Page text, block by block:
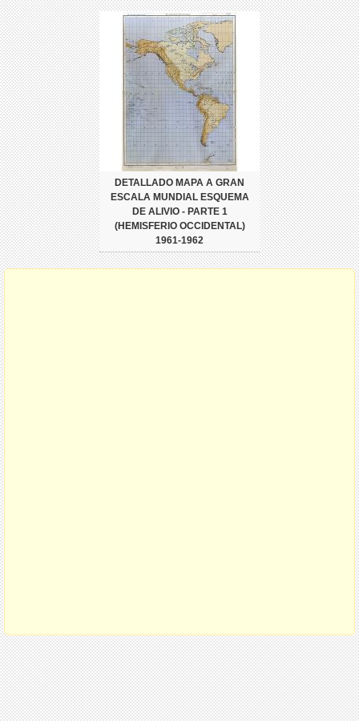
DETALLADO MAPA A GRAN
ESCALA MUNDIAL ESQUEMA
DE ALIVIO - PARTE 1
(HEMISFERIO OCCIDENTAL)
1961-1962